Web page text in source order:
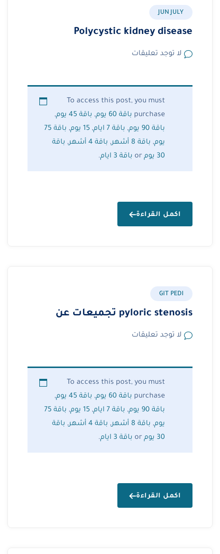
JUN JULY
Polycystic kidney disease
لا توجد تعليقات
To access this post, you must
purchase باقة 60 يوم , باقة 45 يوم
,
باقة 90 يوم
, باقة 7 ايام , 15 يوم ,
باقة 75
يوم, باقة 8 أشهر , باقة 4 أشهر , باقة
30 يوم
باقة 3 ايام .
اكمل القراءة
GIT PEDI
pyloric stenosis تجميعات عن
لا توجد تعليقات
To access this post, you must
purchase باقة 60 يوم , باقة 45 يوم
,
باقة 90 يوم
, باقة 7 ايام , 15 يوم ,
باقة 75
يوم, باقة 8 أشهر , باقة 4 أشهر , باقة
30 يوم
باقة 3 ايام .
اكمل القراءة